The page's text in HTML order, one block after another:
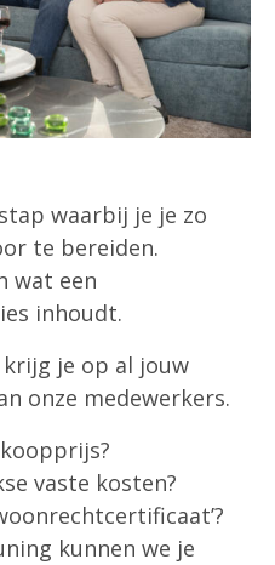
waarbij je je zo
te bereiden.
wat een
inhoudt.
je op al jouw
onze medewerkers.
vaste kosten?
kunnen we je